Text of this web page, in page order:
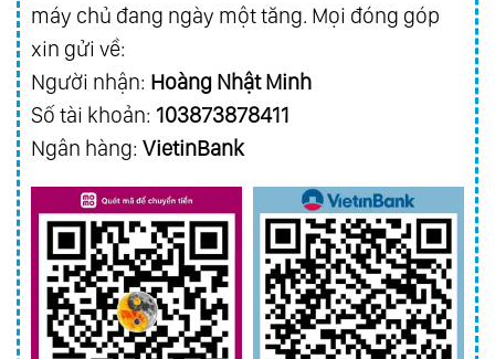
máy chủ đang ngày một tăng. Mọi đóng góp
xin gửi về:
Người nhận: Hoàng Nhật Minh
Số tài khoản: 103873878411
Ngân hàng: VietinBank